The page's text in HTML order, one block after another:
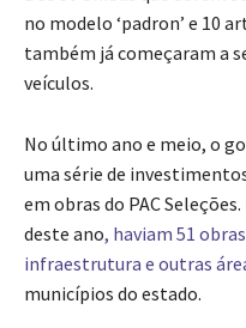
no modelo ‘padron’ e 10
também já começaram a
veículos.
No último ano e meio, o
uma série de
em obras do PAC Seleções.
deste ano, haviam 51
infraestrutura e outras
municípios do estado.